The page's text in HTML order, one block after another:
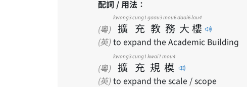
配詞 / 用法：
(粵) 擴
kwong3
充
cung1
教
gaau3
務
mou6
大
daai6
樓
lau4
(英) to expand the Academic Building
(粵) 擴
kwong3
充
cung1
規
kwai1
模
mou4
(英) to expand the scale / scope